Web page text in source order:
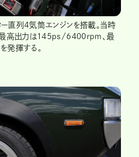
直列4気筒エンジンを搭載。当時
最高出力は145ps/6400rpm、最
揮する。